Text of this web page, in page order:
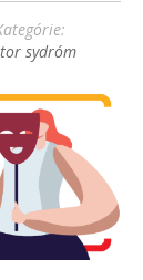
sydróm